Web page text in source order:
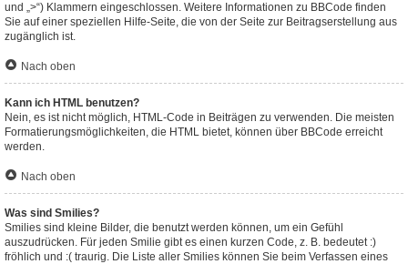
und „>“) Klammern eingeschlossen. Weitere Informationen zu BBCode finden
Sie auf einer speziellen Hilfe-Seite, die von der Seite zur Beitragserstellung aus
zugänglich ist.
Nach oben
Kann ich HTML benutzen?
Nein, es ist nicht möglich, HTML-Code in Beiträgen zu verwenden. Die meisten
Formatierungsmöglichkeiten, die HTML bietet, können über BBCode erreicht
werden.
Nach oben
Was sind Smilies?
Smilies sind kleine Bilder, die benutzt werden können, um ein Gefühl
auszudrücken. Für jeden Smilie gibt es einen kurzen Code, z. B. bedeutet :)
fröhlich und :( traurig. Die Liste aller Smilies können Sie beim Verfassen eines